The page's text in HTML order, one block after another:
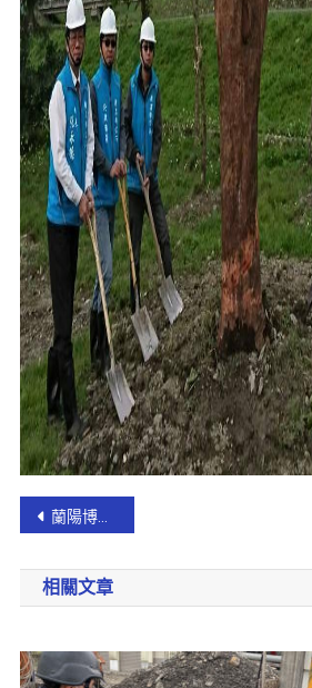
蘭陽博物館12日起展出「郵傳‧郵藝映蘭陽」郵票展
相關文章